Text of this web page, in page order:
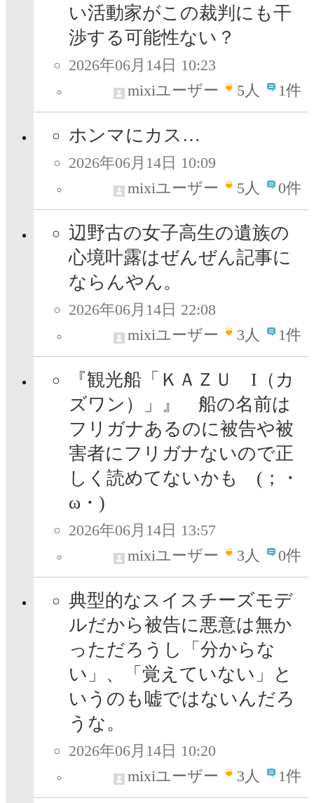
い活動家がこの裁判にも干
渉する可能性ない？
2026年06月14日 10:23
mixiユーザー
5人 1件
ホンマにカス…
2026年06月14日 10:09
mixiユーザー
5人 0件
辺野古の女子高生の遺族の
心境叶露はぜんぜん記事に
ならんやん。
2026年06月14日 22:08
mixiユーザー
3人 1件
『観光船「ＫＡＺＵ I（カ
ズワン）」』 船の名前は
フリガナあるのに被告や被
害者にフリガナないので正
しく読めてないかも (；・
ω・)
2026年06月14日 13:57
mixiユーザー
3人 0件
典型的なスイスチーズモデ
ルだから被告に悪意は無か
っただろうし「分からな
い」、「覚えていない」と
いうのも嘘ではないんだろ
うな。
2026年06月14日 10:20
mixiユーザー
3人 1件